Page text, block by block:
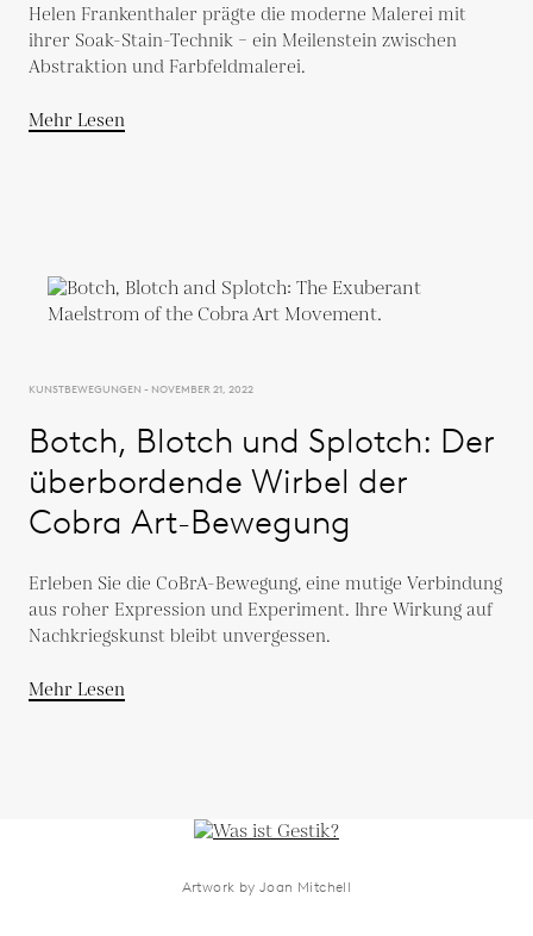
Helen Frankenthaler prägte die moderne Malerei mit
ihrer Soak-Stain-Technik – ein Meilenstein zwischen
Abstraktion und Farbfeldmalerei.
Mehr Lesen
KUNSTBEWEGUNGEN - NOVEMBER 21, 2022
Botch, Blotch und Splotch: Der
überbordende Wirbel der
Cobra Art-Bewegung
Erleben Sie die CoBrA-Bewegung, eine mutige Verbindung
aus roher Expression und Experiment. Ihre Wirkung auf
Nachkriegskunst bleibt unvergessen.
Mehr Lesen
Artwork by Joan Mitchell